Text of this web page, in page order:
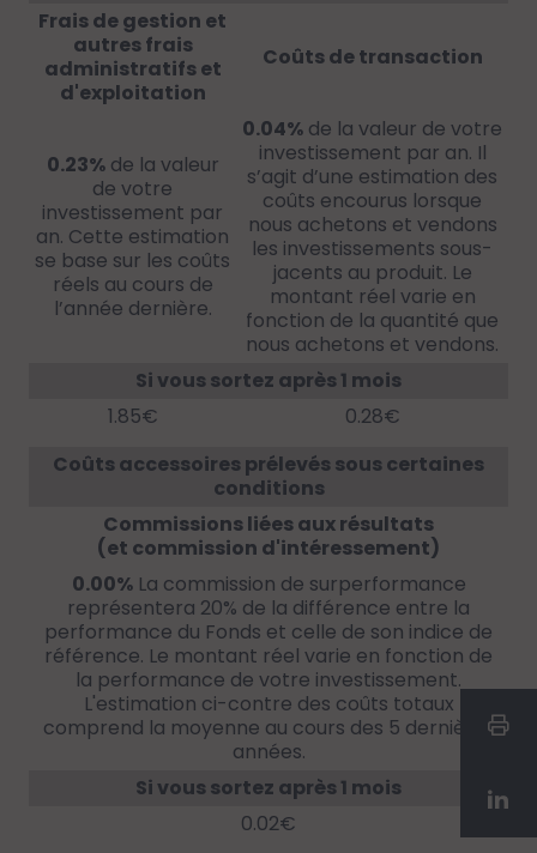
Frais de gestion et
autres frais
administratifs et
d'exploitation
Coûts de transaction
0.23%de la valeur
de votre
investissement par
an. Cette estimation
se base sur les coûts
réels au cours de
l’année dernière.
0.04% de la valeur de votre
investissement par an. Il
s’agit d’une estimation des
coûts encourus lorsque
nous achetons et vendons
les investissements sous-
jacents au produit. Le
montant réel varie en
fonction de la quantité que
nous achetons et vendons.
Si vous sortez après 1 mois
1.85€
0.28€
Coûts accessoires prélevés sous certaines
conditions
Commissions liées aux résultats
(et commission d'intéressement)
0.00%La commission de surperformance
représentera 20% de la différence entre la
performance du Fonds et celle de son indice de
référence. Le montant réel varie en fonction de
la performance de votre investissement.
L'estimation ci-contre des coûts totaux
comprend la moyenne au cours des 5 dernières
années.
Si vous sortez après 1 mois
0.02€